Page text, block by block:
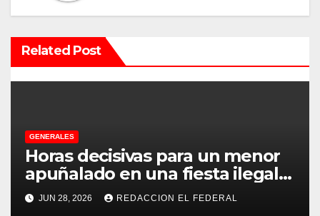
i
ó
n
e
e
n
Related Post
GENERALES
Horas decisivas para un menor
apuñalado en una fiesta ilegal
con más de 500 asistentes en
Chilecito
JUN 28, 2026 REDACCION EL FEDERAL